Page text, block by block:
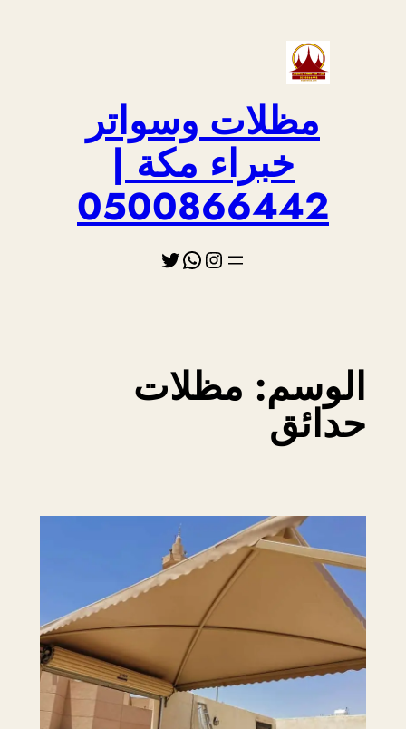
مظلات وسواتر
خبراء مكة |
0500866442
إنستجرام
واتساب
تويتر
الوسم: مظلات
حدائق